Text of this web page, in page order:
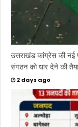
उत्तराखंड कांग्रेस की नई
संगठन को धार देने की
2 days ago